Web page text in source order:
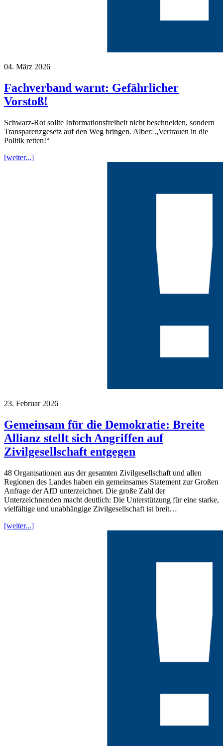
04. März 2026
Fachverband warnt: Gefährlicher
Vorstoß!
Schwarz-Rot sollte Informationsfreiheit nicht beschneiden, sondern
Transparenzgesetz auf den Weg bringen. Alber: „Vertrauen in die
Politik retten!“
[weiter...]
23. Februar 2026
Gemeinsam für die Demokratie: Breite
Allianz stellt sich Angriffen auf
Zivilgesellschaft entgegen
48 Organisationen aus der gesamten Zivilgesellschaft und allen
Regionen des Landes haben ein gemeinsames Statement zur Großen
Anfrage der AfD unterzeichnet. Die große Zahl der
Unterzeichnenden macht deutlich: Die Unterstützung für eine starke,
vielfältige und unabhängige Zivilgesellschaft ist breit…
[weiter...]